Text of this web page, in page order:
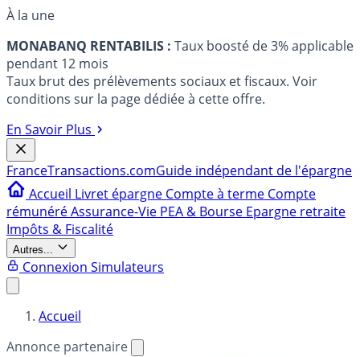
À la une
MONABANQ RENTABILIS : Taux boosté de 3% applicable
pendant 12 mois
Taux brut des prélèvements sociaux et fiscaux. Voir
conditions sur la page dédiée à cette offre.
En Savoir Plus
FranceTransactions.comGuide indépendant de l'épargne
Accueil Livret épargne Compte à terme Compte
rémunéréAssurance-Vie PEA & Bourse Epargne retraite
Impôts & Fiscalité
Autres...
Connexion Simulateurs
Accueil
Annonce partenaire